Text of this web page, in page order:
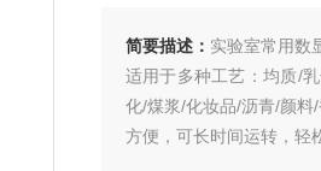
简要描述： 实验室常用数
适用于多种工艺：均质/
化/煤浆/化妆品/沥青/颜料
方便，可长时间运转，轻